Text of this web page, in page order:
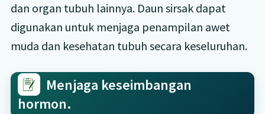
dan organ tubuh lainnya. Daun sirsak dapat
digunakan untuk menjaga penampilan awet
muda dan kesehatan tubuh secara keseluruhan.
Menjaga keseimbangan
hormon.